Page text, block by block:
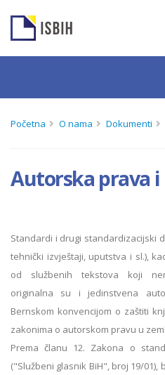
Početna O nama Dokumenti
Autorska prava
Standardi i drugi standardizacijski
tehnički izvještaji, uputstva i sl.),
od službenih tekstova koji
originalna su i jedinstvena
Bernskom konvencijom o zaštiti
zakonima o autorskom pravu u
Prema članu 12. Zakona o
("Službeni glasnik BiH", broj 19/